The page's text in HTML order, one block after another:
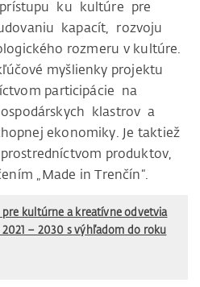
ku kultúre pre
kapacít, rozvoju
rozmeru v kultúre.
myšlienky projektu
participácie na
klastrov a
ekonomiky. Je taktiež
produktov,
„Made in Trenčín“.
pre kultúrne a kreatívne odvetvia
– 2030 s výhľadom do roku